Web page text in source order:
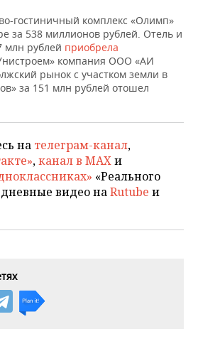
гостиничный комплекс «Олимп»
за 538 миллионов рублей. Отель и
млн рублей приобрела
компания ООО «АИ
рынок с участком земли в
за 151 млн рублей отошел
на телеграм-канал,
,канал в MAXи
«Реального
видео наRutube и